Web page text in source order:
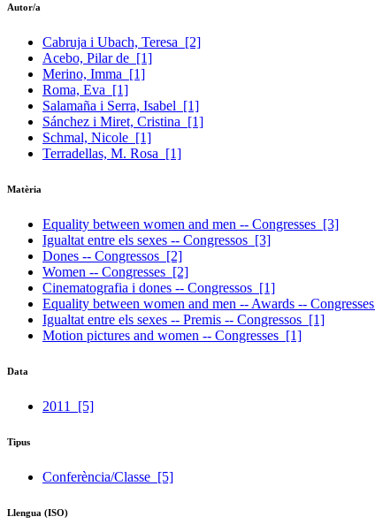
Autor/a
Cabruja i Ubach, Teresa [2]
Acebo, Pilar de [1]
Merino, Imma [1]
Roma, Eva [1]
Salamaña i Serra, Isabel [1]
Sánchez i Miret, Cristina [1]
Schmal, Nicole [1]
Terradellas, M. Rosa [1]
Matèria
Equality between women and men -- Congresses [3]
Igualtat entre els sexes -- Congressos [3]
Dones -- Congressos [2]
Women -- Congresses [2]
Cinematografia i dones -- Congressos [1]
Equality between women and men -- Awards -- Congresses
Igualtat entre els sexes -- Premis -- Congressos [1]
Motion pictures and women -- Congresses [1]
Data
2011 [5]
Tipus
Conferència/Classe [5]
Llengua (ISO)